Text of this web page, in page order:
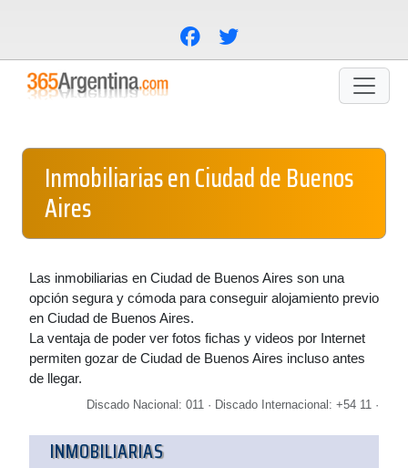
Inmobiliarias en Ciudad de Buenos
Aires
Las inmobiliarias en Ciudad de Buenos Aires son una
opción segura y cómoda para conseguir alojamiento previo
en Ciudad de Buenos Aires.
La ventaja de poder ver fotos fichas y videos por Internet
permiten gozar de Ciudad de Buenos Aires incluso antes
de llegar.
Discado Nacional: 011 · Discado Internacional: +54 11 ·
INMOBILIARIAS